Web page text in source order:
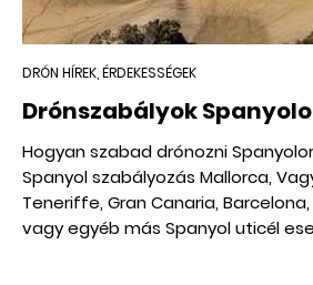
DRÓN HÍREK, ÉRDEKESSÉGEK
Drónszabályok
Hogyan szabad drónozni
Spanyol szabályozás Mallorca,
Teneriffe, Gran Canaria,
vagy egyéb más Spanyol uticél